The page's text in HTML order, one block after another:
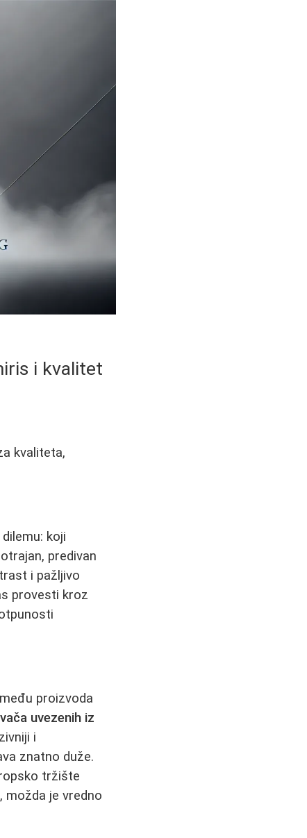
i kvalitet
kvaliteta,
koji
predivan
i pažljivo
provesti kroz
proizvoda
uvezenih iz
i
znatno duže.
tržište
možda je vredno